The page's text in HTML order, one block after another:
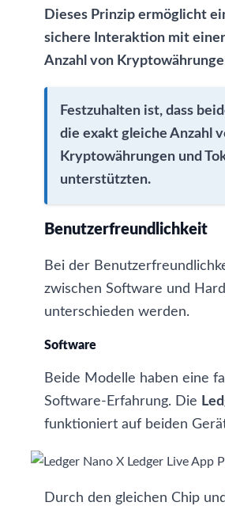
Dieses Prinzip ermöglicht
sichere Interaktion mit
Anzahl von
Festzuhalten ist, dass
die exakt gleiche Anzahl
Kryptowährungen und
unterstützten.
Benutzerfreundlichkeit
Bei der
zwischen Software und
unterschieden werden.
Software
Beide Modelle haben eine
Software-Erfahrung. Die
funktioniert auf beiden
Durch den gleichen Chip